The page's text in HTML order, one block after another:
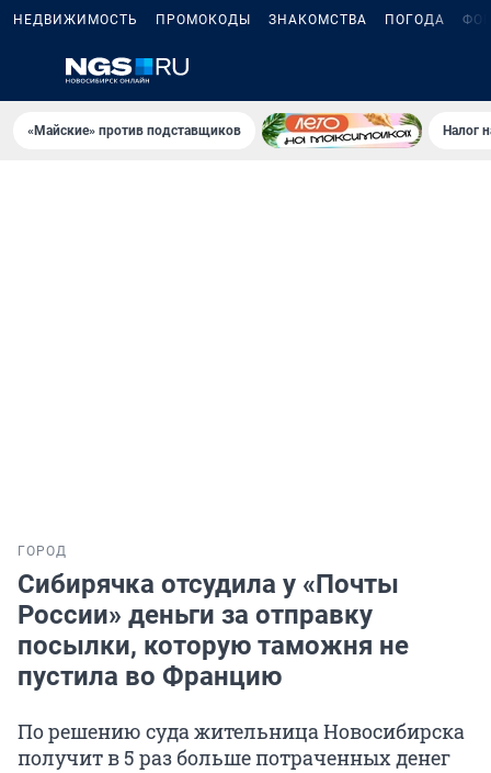
НЕДВИЖИМОСТЬ ПРОМОКОДЫ ЗНАКОМСТВА ПОГОДА
«Майские» против подставщиков Налог
ГОРОД
Сибирячка отсудила у «Почты
России» деньги за отправку
посылки, которую таможня не
пустила во Францию
По решению суда жительница Новосибирска
получит в 5 раз больше потраченных денег